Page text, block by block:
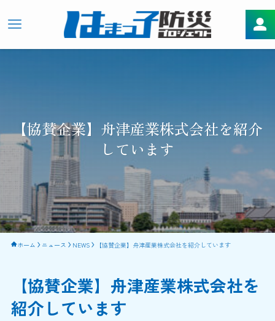
【協賛企業】舟津産業株式会社を紹介
しています
ホーム ニュース NEWS 【協賛企業】舟津産業株式会社を紹介しています
【協賛企業】舟津産業株式会社を
紹介しています